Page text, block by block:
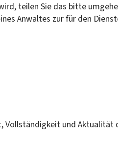
teilen Sie das bitte
Anwaltes zur für den
und Aktualität